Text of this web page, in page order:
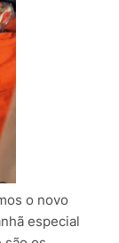
o novo
especial